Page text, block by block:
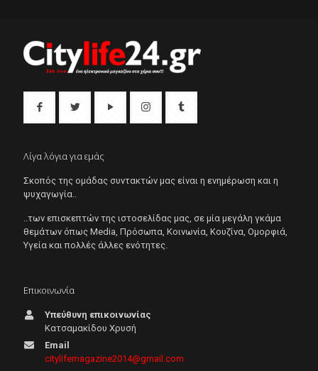
Λίγα λόγια για εμάς
Σκοπός της ομάδας συντακτών μας είναι η ενημέρωση και η
ψυχαγωγία..
..των επισκεπτών της ιστοσελίδας μας, σε μία μεγάλη γκάμα
θεμάτων όπως Μedia, Πρόσωπα, Κοινωνία, Κουζίνα, Ομορφιά,
Υγεία και πολλές άλλες ενότητες.
Επικοινωνία
Υπεύθυνη επικοινωνίας
Κατσαμακίδου Χρυσή
Email
citylifemagazine2014@gmail.com